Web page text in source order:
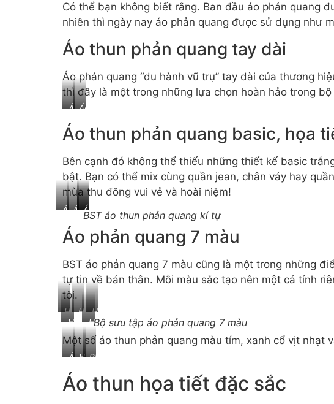
xanh
than,
tiết
bông
mặt
cười
nổi
bật
kế
loang
kết
hợp
tiết
phản
quang
Có thể bạn không biết rằng. Ban đầu áo phản quang
nhiên thì ngày nay áo phản quang được sử dụng như
Áo thun phản quang tay dài
Áo phản quang “du hành vũ trụ” tay dài của thương
thì đây là một trong những lựa chọn hoàn hảo trong
Áo
quang
vũ
trụ
tay
dài
màu
trắng
Áo
quang
vũ
tay
dài
màu
tím
Áo thun phản quang basic, họa
Bên cạnh đó không thể thiếu những thiết kế basic
bật. Bạn có thể mix cùng quần jean, chân váy hay
mùa thu đông vui vẻ và hoài niệm!
ÁO
phản
quang
hiệu
nike
Áo
thun
phản
quang
tự
Áo
thun
phản
quang
hiệu
mũi
tên
Áo
thun
phản
quang
hiệu
mũi
tên
4
chiều
3
màu
trắng
BST áo thun phản quang kí tự
Áo phản quang 7 màu
BST áo phản quang 7 màu cũng là một trong những
tự tin về bản thân. Mỗi màu sắc tạo nên một cá tính
tôi.
Họa
tiết
2X
Họa
tiết
tròn
xoáy
Họa
tiết
iron
man
Họa
tiết
spider
Họa
tiết
fish
bone
Bộ sưu tập áo phản quang 7 màu
Một số áo thun phản quang màu tím, xanh cổ vịt nhạt
Áo
quang
hình
Hình
quang
du
Phản
hình
ngọn
Áo thun họa tiết đặc sắc